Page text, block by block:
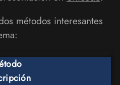
métodos interesantes